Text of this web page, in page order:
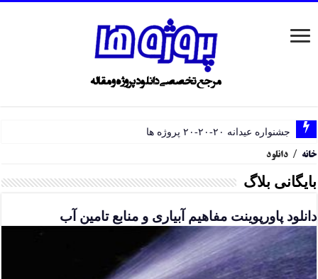
جشنواره عیدانه ۲۰-۲۰-۲۰ پروژه ها
خانه / دانلود
بایگانی بلاگ
دانلود پاورپوینت مفاهیم آبیاری و منابع تامین آب